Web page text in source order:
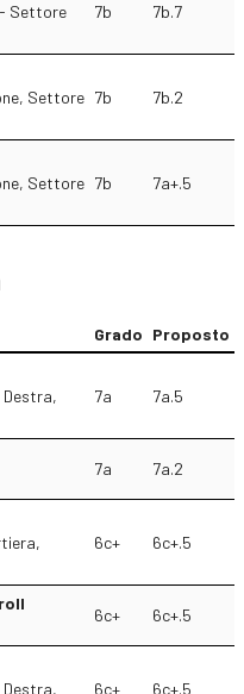
- Settore
7b 7b.7
Settore 7b 7b.2
Settore 7b 7a+.5
Grado Proposto
Destra,
7a 7a.5
7a 7a.2
6c+ 6c+.5
6c+ 6c+.5
Destra,
6c+ 6c+.5